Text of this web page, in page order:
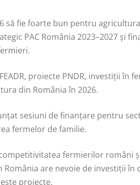
să fie foarte bun pentru
PAC România 2023–2027 și
proiecte PNDR, investiții în
din România în 2026.
sesiuni de finanțare pentru
fermelor de familie.
fermierilor români
are nevoie de investiții în
proiecte.